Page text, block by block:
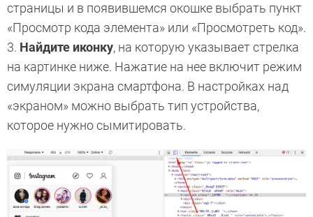
страницы и в появившемся окошке выбрать пункт
«Просмотр кода элемента» или «Просмотреть код».
3. Найдите иконку, на которую указывает стрелка
на картинке ниже. Нажатие на нее включит режим
симуляции экрана смартфона. В настройках над
«экраном» можно выбрать тип устройства,
которое нужно сымитировать.